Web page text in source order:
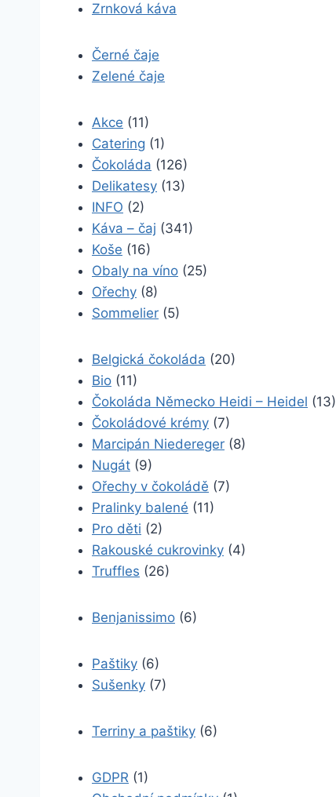
Zrnková káva
Černé čaje
Zelené čaje
Akce (11)
Catering (1)
Čokoláda (126)
Delikatesy (13)
INFO (2)
Káva – čaj (341)
Koše (16)
Obaly na víno (25)
Ořechy (8)
Sommelier (5)
Belgická čokoláda (20)
Bio (11)
Čokoláda Německo Heidi – Heidel (13)
Čokoládové krémy (7)
Marcipán Niedereger (8)
Nugát (9)
Ořechy v čokoládě (7)
Pralinky balené (11)
Pro děti (2)
Rakouské cukrovinky (4)
Truffles (26)
Benjanissimo (6)
Paštiky (6)
Sušenky (7)
Terriny a paštiky (6)
GDPR (1)